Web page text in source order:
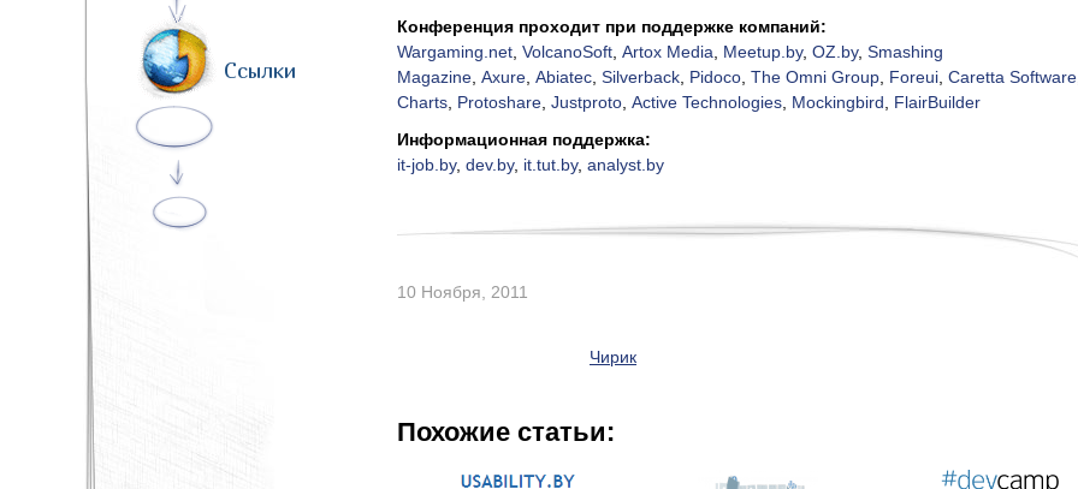
Ссылки
Конференция проходит при поддержке компаний:
Wargaming.net VolcanoSoft Artox Media Meetup.by, OZ.by, Smashing
Magazine Axure Abiatec Silverback Pidoco The Omni Group Foreui Caretta Software
Charts Protoshare Justproto Active Technologies Mockingbird
FlairBuilder
Информационная поддержка:
it-job.by, dev.by, it.tut.by, analyst.by
10 Ноября, 2011
Чирик
Похожие статьи: